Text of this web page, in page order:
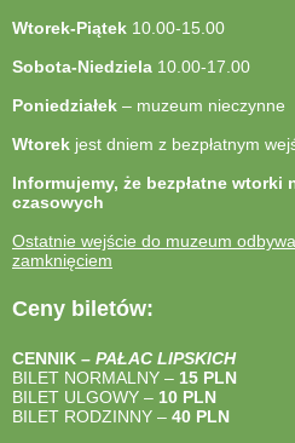
Wtorek-Piątek 10.00-15.00
Sobota-Niedziela 10.00-17.00
Poniedziałek – muzeum nieczynne
Wtorek jest dniem z bezpłatnym
Informujemy, że bezpłatne wtorki
czasowych
Ostatnie wejście do muzeum
zamknięciem
Ceny biletów:
CENNIK – PAŁAC LIPSKICH
BILET NORMALNY – 15 PLN
BILET ULGOWY – 10 PLN
BILET RODZINNY – 40 PLN